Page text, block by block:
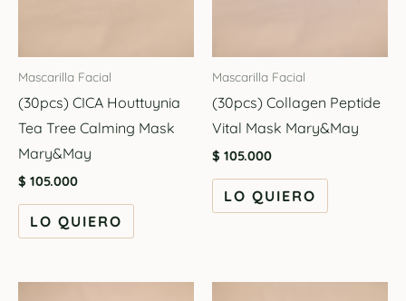
Mascarilla Facial
(30pcs) CICA Houttuynia
Tea Tree Calming Mask
Mary&May
$ 105.000
LO QUIERO
Mascarilla Facial
(30pcs) Collagen Peptide
Vital Mask Mary&May
$ 105.000
LO QUIERO